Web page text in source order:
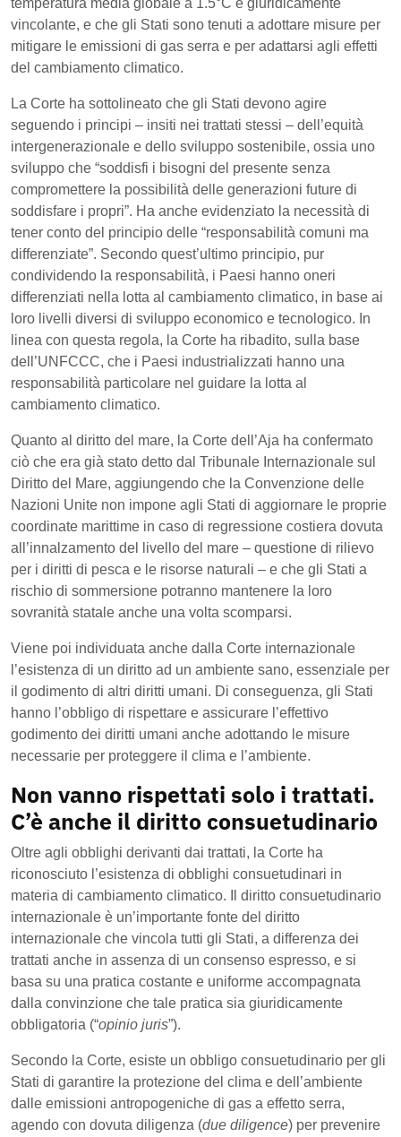
vincolante, e che gli Stati sono tenuti a adottare misure per
mitigare le emissioni di gas serra e per adattarsi agli effetti
del cambiamento climatico.
La Corte ha sottolineato che gli Stati devono agire
seguendo i principi – insiti nei trattati stessi – dell’equità
intergenerazionale e dello sviluppo sostenibile, ossia uno
sviluppo che “soddisfi i bisogni del presente senza
compromettere la possibilità delle generazioni future di
soddisfare i propri”. Ha anche evidenziato la necessità di
tener conto del principio delle “responsabilità comuni ma
differenziate”. Secondo quest’ultimo principio, pur
condividendo la responsabilità, i Paesi hanno oneri
differenziati nella lotta al cambiamento climatico, in base ai
loro livelli diversi di sviluppo economico e tecnologico. In
linea con questa regola, la Corte ha ribadito, sulla base
dell’UNFCCC, che i Paesi industrializzati hanno una
responsabilità particolare nel guidare la lotta al
cambiamento climatico.
Quanto al diritto del mare, la Corte dell’Aja ha confermato
ciò che era già stato detto dal Tribunale Internazionale sul
Diritto del Mare, aggiungendo che la Convenzione delle
Nazioni Unite non impone agli Stati di aggiornare le proprie
coordinate marittime in caso di regressione costiera dovuta
all’innalzamento del livello del mare – questione di rilievo
per i diritti di pesca e le risorse naturali – e che gli Stati a
rischio di sommersione potranno mantenere la loro
sovranità statale anche una volta scomparsi.
Viene poi individuata anche dalla Corte internazionale
l’esistenza di un diritto ad un ambiente sano, essenziale per
il godimento di altri diritti umani. Di conseguenza, gli Stati
hanno l’obbligo di rispettare e assicurare l’effettivo
godimento dei diritti umani anche adottando le misure
necessarie per proteggere il clima e l’ambiente.
Non vanno rispettati solo i trattati.
C’è anche il diritto consuetudinario
Oltre agli obblighi derivanti dai trattati, la Corte ha
riconosciuto l’esistenza di obblighi consuetudinari in
materia di cambiamento climatico. Il diritto consuetudinario
internazionale è un’importante fonte del diritto
internazionale che vincola tutti gli Stati, a differenza dei
trattati anche in assenza di un consenso espresso, e si
basa su una pratica costante e uniforme accompagnata
dalla convinzione che tale pratica sia giuridicamente
obbligatoria (“opinio juris”).
Secondo la Corte, esiste un obbligo consuetudinario per gli
Stati di garantire la protezione del clima e dell’ambiente
dalle emissioni antropogeniche di gas a effetto serra,
agendo con dovuta diligenza (due diligence) per prevenire